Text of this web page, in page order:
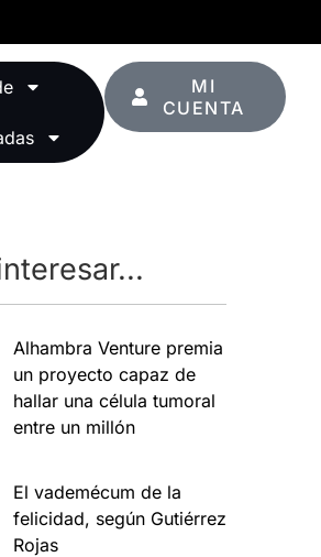
MI
CUENTA
Alhambra Venture premia
un proyecto capaz de
hallar una célula tumoral
entre un millón
El vademécum de la
felicidad, según Gutiérrez
Rojas